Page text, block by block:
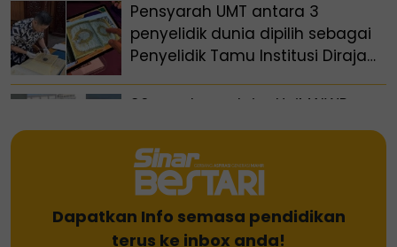
Pensyarah UMT antara 3
penyelidik dunia dipilih sebagai
Penyelidik Tamu Institusi Diraja
90 peratus pelajar UniMAIWP
ditawarkan Bantuan Am
Pelajaran sehingga RM10,000
setahun
15 pelajar mulakan laluan ke
arah akauntan profesional
Dapatkan Info semasa pendidikan
terus ke inbox anda!